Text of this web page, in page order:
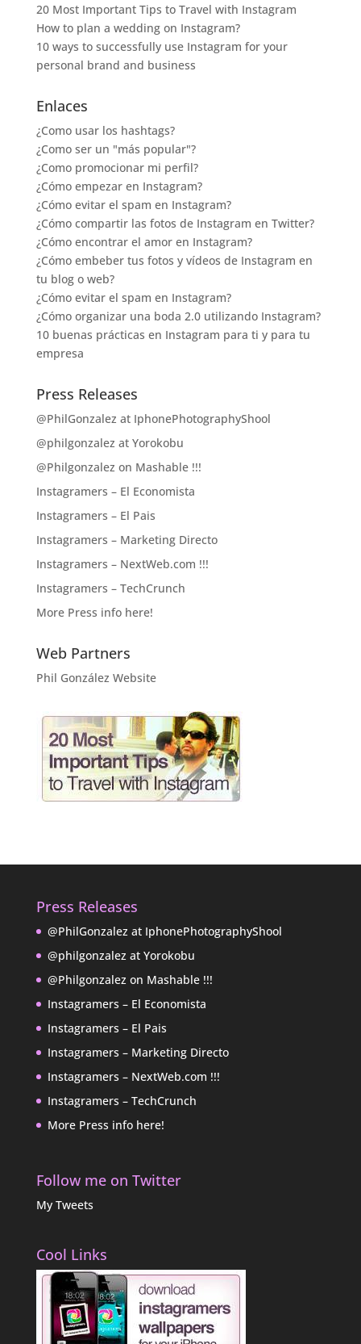
20 Most Important Tips to Travel with Instagram
How to plan a wedding on Instagram?
10 ways to successfully use Instagram for your
personal brand and business
Enlaces
¿Como usar los hashtags?
¿Como ser un "más popular"?
¿Como promocionar mi perfil?
¿Cómo empezar en Instagram?
¿Cómo evitar el spam en Instagram?
¿Cómo compartir las fotos de Instagram en Twitter?
¿Cómo encontrar el amor en Instagram?
¿Cómo embeber tus fotos y vídeos de Instagram en
tu blog o web?
¿Cómo evitar el spam en Instagram?
¿Cómo organizar una boda 2.0 utilizando Instagram?
10 buenas prácticas en Instagram para ti y para tu
empresa
Press Releases
@PhilGonzalez at IphonePhotographyShool
@philgonzalez at Yorokobu
@Philgonzalez on Mashable !!!
Instagramers – El Economista
Instagramers – El Pais
Instagramers – Marketing Directo
Instagramers – NextWeb.com !!!
Instagramers – TechCrunch
More Press info here!
Web Partners
Phil González Website
Press Releases
@PhilGonzalez at IphonePhotographyShool
@philgonzalez at Yorokobu
@Philgonzalez on Mashable !!!
Instagramers – El Economista
Instagramers – El Pais
Instagramers – Marketing Directo
Instagramers – NextWeb.com !!!
Instagramers – TechCrunch
More Press info here!
Follow me on Twitter
My Tweets
Cool Links